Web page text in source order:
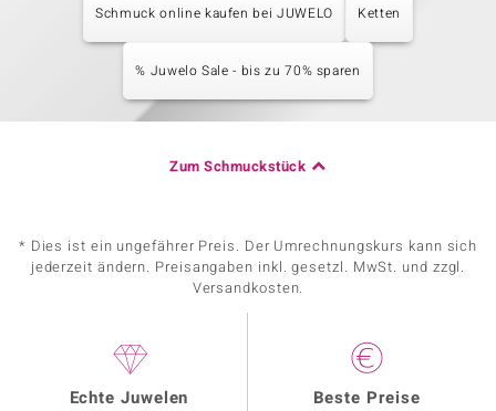
Schmuck online kaufen bei JUWELO Ketten
% Juwelo Sale - bis zu 70% sparen
Zum Schmuckstück
* Dies ist ein ungefährer Preis. Der Umrechnungskurs kann sich
jederzeit ändern. Preisangaben inkl. gesetzl. MwSt. und zzgl.
Versandkosten.
Echte Juwelen Beste Preise